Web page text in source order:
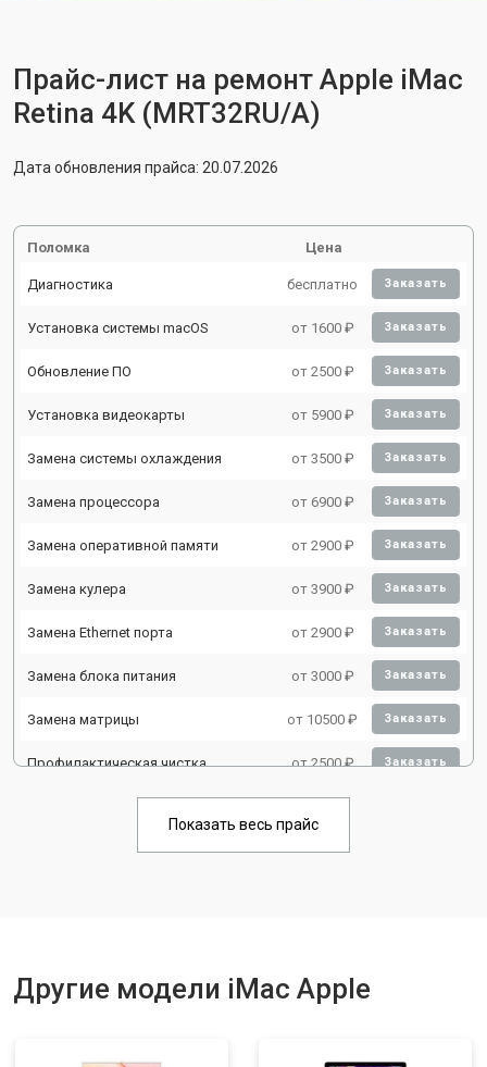
Прайс-лист на ремонт Apple iMac
Retina 4K (MRT32RU/A)
Дата обновления прайса: 20.07.2026
Поломка Цена
Диагностика бесплатно Заказать
Установка системы macOS от 1600 ₽ Заказать
Обновление ПО от 2500 ₽ Заказать
Установка видеокарты от 5900 ₽ Заказать
Замена системы охлаждения от 3500 ₽ Заказать
Замена процессора от 6900 ₽ Заказать
Замена оперативной памяти от 2900 ₽ Заказать
Замена кулера от 3900 ₽ Заказать
Замена Ethernet порта от 2900 ₽ Заказать
Замена блока питания от 3000 ₽ Заказать
Замена матрицы от 10500 ₽ Заказать
Профилактическая чистка от 2500 ₽ Заказать
Показать весь прайс
Другие модели iMac Apple